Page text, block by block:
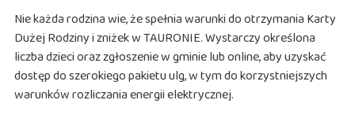
Nie każda rodzina wie, że spełnia warunki do otrzymania Karty
Dużej Rodziny i zniżek w TAURONIE. Wystarczy określona
liczba dzieci oraz zgłoszenie w gminie lub online, aby uzyskać
dostęp do szerokiego pakietu ulg, w tym do korzystniejszych
warunków rozliczania energii elektrycznej.